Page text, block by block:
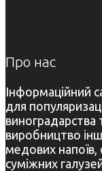
Про нас
Інформаційний
для
виноградарства
виробництво
медових напоїв,
суміжних